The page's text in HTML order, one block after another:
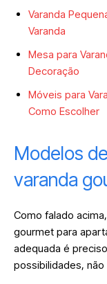
Varanda
Varanda
Mesa para
Decoração
Móveis para
Como Escolher
Modelos
varanda
Como falado
gourmet para
adequada é
possibilidades,